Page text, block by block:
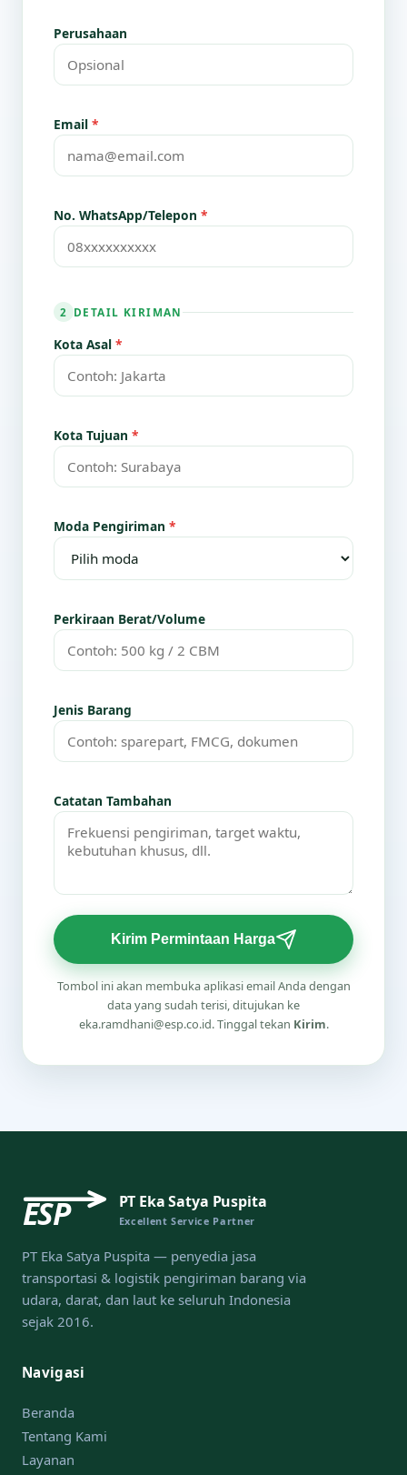
Perusahaan
Email *
No. WhatsApp/Telepon *
2 DETAIL KIRIMAN
Kota Asal *
Kota Tujuan *
Moda Pengiriman *
Perkiraan Berat/Volume
Jenis Barang
Catatan Tambahan
Kirim Permintaan Harga
Tombol ini akan membuka aplikasi email Anda dengan
data yang sudah terisi, ditujukan ke
eka.ramdhani@esp.co.id. Tinggal tekan Kirim.
ESP PT Eka Satya Puspita
Excellent Service Partner
PT Eka Satya Puspita — penyedia jasa
transportasi & logistik pengiriman barang via
udara, darat, dan laut ke seluruh Indonesia
sejak 2016.
Navigasi
Beranda
Tentang Kami
Layanan